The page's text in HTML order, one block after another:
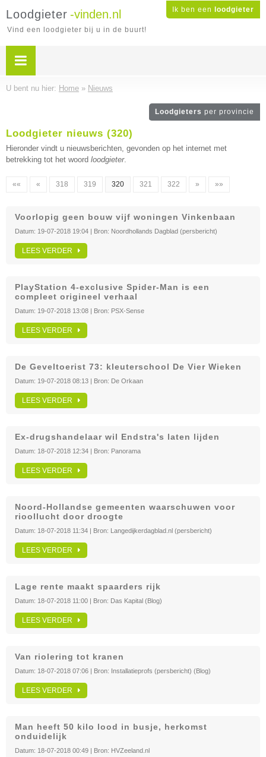
Ik ben een loodgieter
Loodgieter -vinden.nl
Vind een loodgieter bij u in de buurt!
U bent nu hier: Home » Nieuws
Loodgieters per provincie
Loodgieter nieuws (320)
Hieronder vindt u nieuwsberichten, gevonden op het internet met
betrekking tot het woord loodgieter.
«« « 318 319 320 321 322 » »»
Voorlopig geen bouw vijf woningen Vinkenbaan
Datum: 19-07-2018 19:04 | Bron: Noordhollands Dagblad (persbericht)
LEES VERDER
PlayStation 4-exclusive Spider-Man is een
compleet origineel verhaal
Datum: 19-07-2018 13:08 | Bron: PSX-Sense
LEES VERDER
De Geveltoerist 73: kleuterschool De Vier Wieken
Datum: 19-07-2018 08:13 | Bron: De Orkaan
LEES VERDER
Ex-drugshandelaar wil Endstra's laten lijden
Datum: 18-07-2018 12:34 | Bron: Panorama
LEES VERDER
Noord-Hollandse gemeenten waarschuwen voor
rioollucht door droogte
Datum: 18-07-2018 11:34 | Bron: Langedijkerdagblad.nl (persbericht)
LEES VERDER
Lage rente maakt spaarders rijk
Datum: 18-07-2018 11:00 | Bron: Das Kapital (Blog)
LEES VERDER
Van riolering tot kranen
Datum: 18-07-2018 07:06 | Bron: Installatieprofs (persbericht) (Blog)
LEES VERDER
Man heeft 50 kilo lood in busje, herkomst
onduidelijk
Datum: 18-07-2018 00:49 | Bron: HVZeeland.nl